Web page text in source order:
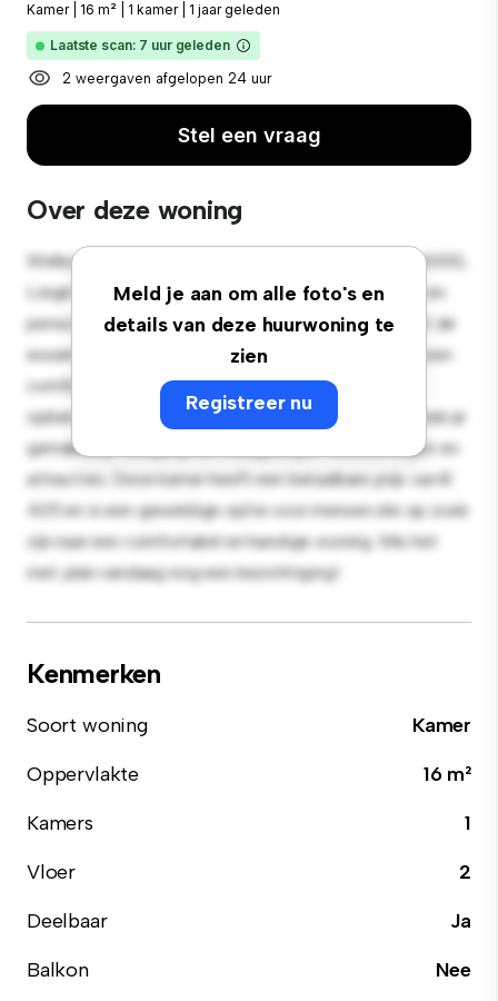
Kamer 16 m² 1 kamer 1 jaar geleden
Laatste scan: 7 uur geleden
2 weergaven afgelopen 24 uur
Stel een vraag
Over deze woning
Meld je aan om alle foto's en
details van deze huurwoning te
zien
Registreer nu
Welkom bij je nieuwe toevluchtsoord in Laport, 4, 4000,
Liege! Deze comfortabele kamer biedt een rustige en
persoonlijke leefruimte. Deze kamer is ingericht met de
essentiële benodigdheden voor je gemak en biedt een
comfortabel bed, een werkruimte en
opbergmogelijkheden. Dankzij de gunstige ligging heb je
gemakkelijk toegang tot nabijgelegen voorzieningen en
attracties. Deze kamer heeft een betaalbare prijs van €
425 en is een geweldige optie voor mensen die op zoek
zijn naar een comfortabel en handige woning. Mis het
niet: plan vandaag nog een bezichtiging!
Kenmerken
Soort woning
Kamer
Oppervlakte
16 m²
Kamers
1
Vloer
2
Deelbaar
Ja
Balkon
Nee